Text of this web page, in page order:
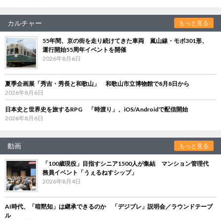
カルチャー もっと見る
55年間、京の街を走り続けてきた車両 嵐山線・モボ301形、
運行開始55周年イベントを開催
2026年8月6日
夏季企画展「秀吉・秀長と和歌山」 和歌山市立博物館で8月8日から
2026年8月6日
日本史と世界史を旅するRPG 「時渡り」、iOS/Androidで配信開始
2026年8月6日
動画 もっと見る
「100歳現役」目指すシニア1500人が集結 マンション管理代
務員イベント「うぇるねすシップ」
2026年8月4日
AI時代、「暗黙知」は継承できるのか 「デジブレ」説明会／ラウンドテーブ
ル